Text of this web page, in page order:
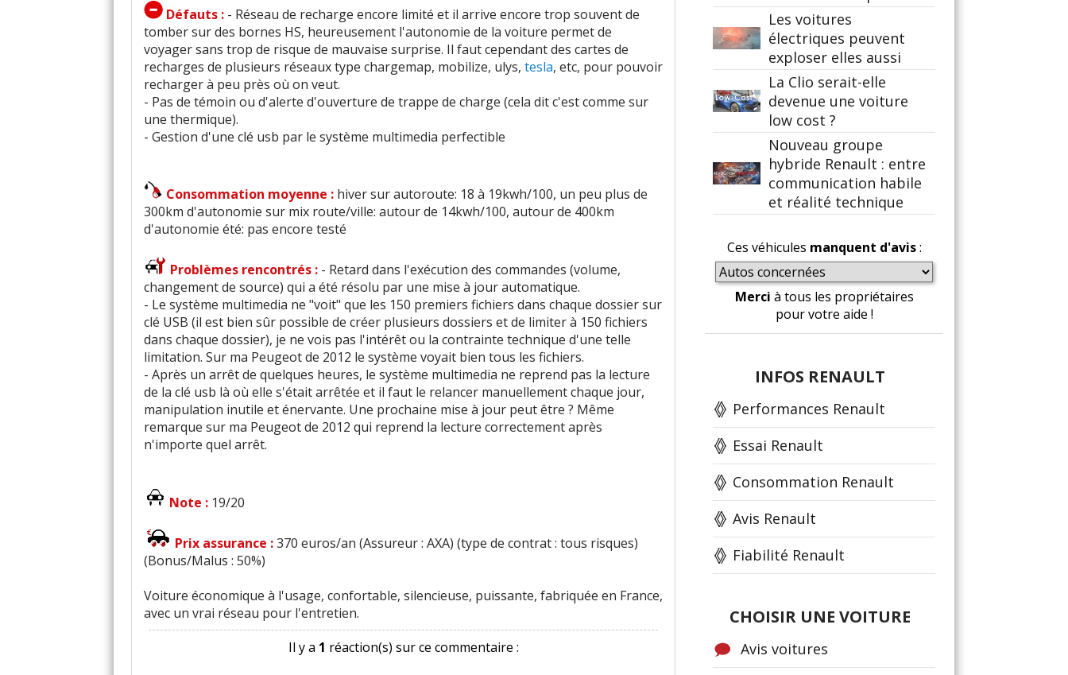
Défauts : - Réseau de recharge encore limité et il arrive encore trop souvent de
tomber sur des bornes HS, heureusement l'autonomie de la voiture permet de
voyager sans trop de risque de mauvaise surprise. Il faut cependant des cartes de
recharges de plusieurs réseaux type chargemap, mobilize, ulys, tesla, etc, pour pouvoir
recharger à peu près où on veut.
- Pas de témoin ou d'alerte d'ouverture de trappe de charge (cela dit c'est comme sur
une thermique).
- Gestion d'une clé usb par le système multimedia perfectible
Consommation moyenne : hiver sur autoroute: 18 à 19kwh/100, un peu plus de
300km d'autonomie sur mix route/ville: autour de 14kwh/100, autour de 400km
d'autonomie été: pas encore testé
Problèmes rencontrés : - Retard dans l'exécution des commandes (volume,
changement de source) qui a été résolu par une mise à jour automatique.
- Le système multimedia ne "voit" que les 150 premiers fichiers dans chaque dossier sur
clé USB (il est bien sûr possible de créer plusieurs dossiers et de limiter à 150 fichiers
dans chaque dossier), je ne vois pas l'intérêt ou la contrainte technique d'une telle
limitation. Sur ma Peugeot de 2012 le système voyait bien tous les fichiers.
- Après un arrêt de quelques heures, le système multimedia ne reprend pas la lecture
de la clé usb là où elle s'était arrêtée et il faut le relancer manuellement chaque jour,
manipulation inutile et énervante. Une prochaine mise à jour peut être ? Même
remarque sur ma Peugeot de 2012 qui reprend la lecture correctement après
n'importe quel arrêt.
Note : 19/20
Prix assurance :370 euros/an (Assureur : AXA) (type de contrat : tous risques)
(Bonus/Malus : 50%)
Voiture économique à l'usage, confortable, silencieuse, puissante, fabriquée en France,
avec un vrai réseau pour l'entretien.
Il y a 1 réaction(s) sur ce commentaire :
Les voitures
électriques peuvent
exploser elles aussi
La Clio serait-elle
devenue une voiture
low cost ?
Nouveau groupe
hybride Renault : entre
communication habile
et réalité technique
Ces véhicules manquent d'avis:
Merci à tous les propriétaires
pour votre aide !
INFOS RENAULT
Performances Renault
Essai Renault
Consommation Renault
Avis Renault
Fiabilité Renault
CHOISIR UNE VOITURE
Avis voitures